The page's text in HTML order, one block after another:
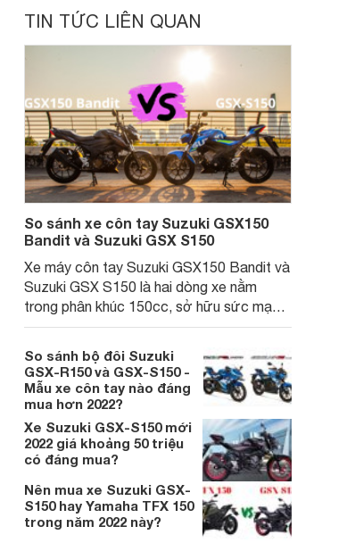
TIN TỨC LIÊN QUAN
So sánh xe côn tay Suzuki GSX150
Bandit và Suzuki GSX S150
Xe máy côn tay Suzuki GSX150 Bandit và
Suzuki GSX S150 là hai dòng xe nằm
trong phân khúc 150cc, sở hữu sức mạnh
động cơ vượt trội và một ngoại hình cực
côn tay này thì đâu sẽ chiếc xe phù hợp
với bạn hơn, hãy cùng chúng tôi tìm hiểu
ngay sau đây.
So sánh bộ đôi Suzuki
GSX-R150 và GSX-S150 -
Mẫu xe côn tay nào đáng
mua hơn 2022?
Xe Suzuki GSX-S150 mới
2022 giá khoảng 50 triệu
có đáng mua?
Nên mua xe Suzuki GSX-
S150 hay Yamaha TFX 150
trong năm 2022 này?